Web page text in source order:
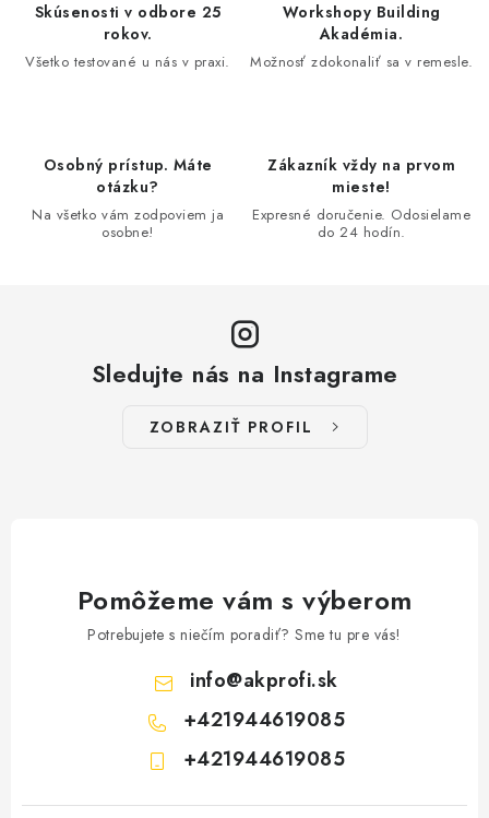
Skúsenosti v odbore 25
rokov.
Všetko testované u nás v praxi.
Workshopy Building
Akadémia.
Možnosť zdokonaliť sa v remesle.
Osobný prístup. Máte
otázku?
Na všetko vám zodpoviem ja
osobne!
Zákazník vždy na prvom
mieste!
Expresné doručenie. Odosielame
do 24 hodín.
Sledujte nás na Instagrame
ZOBRAZIŤ PROFIL
Pomôžeme vám s výberom
Potrebujete s niečím poradiť? Sme tu pre vás!
info@akprofi.sk
+421944619085
+421944619085